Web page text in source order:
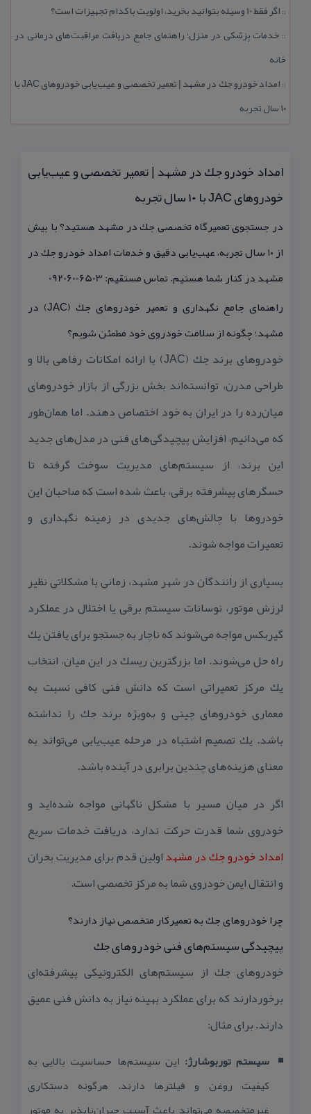
:: اگر فقط 10 وسیله بتوانید بخرید، اولویت با كدام تجهیزات است؟
:: خدمات پزشكی در منزل؛ راهنمای جامع دریافت مراقبت‌های درمانی در
خانه
::
امداد خودرو جك در مشهد | تعمیر تخصصی و عیب‌یابی خودروهای JAC با
۱۰ سال تجربه
امداد خودرو جك در مشهد | تعمیر تخصصی و عیب‌یابی
خودروهای JAC با ۱۰ سال تجربه
در جستجوی تعمیرگاه تخصصی جك در مشهد هستید؟ با بیش
از ۱۰ سال تجربه، عیب‌یابی دقیق و خدمات امداد خودرو جك در
مشهد در كنار شما هستیم. تماس مستقیم: 09206006503
راهنمای جامع نگهداری و تعمیر خودروهای جك (JAC) در
مشهد؛ چگونه از سلامت خودروی خود مطمئن شویم؟
خودروهای برند جك (JAC) با ارائه امكانات رفاهی بالا و
طراحی مدرن، توانسته‌اند بخش بزرگی از بازار خودروهای
میان‌رده را در ایران به خود اختصاص دهند. اما همان‌طور
كه می‌دانیم، افزایش پیچیدگی‌های فنی در مدل‌های جدید
این برند، از سیستم‌های مدیریت سوخت گرفته تا
حسگرهای پیشرفته برقی، باعث شده است كه صاحبان این
خودروها با چالش‌های جدیدی در زمینه نگهداری و
تعمیرات مواجه شوند.
بسیاری از رانندگان در شهر مشهد، زمانی با مشكلاتی نظیر
لرزش موتور، نوسانات سیستم برقی یا اختلال در عملكرد
گیربكس مواجه می‌شوند كه ناچار به جستجو برای یافتن یك
راه حل می‌شوند. اما بزرگترین ریسك در این میان، انتخاب
یك مركز تعمیراتی است كه دانش فنی كافی نسبت به
معماری خودروهای چینی و به‌ویژه برند جك را نداشته
باشد. یك تصمیم اشتباه در مرحله عیب‌یابی می‌تواند به
معنای هزینه‌های چندین برابری در آینده باشد.
اگر در میان مسیر با مشكل ناگهانی مواجه شده‌اید و
خودروی شما قدرت حركت ندارد، دریافت خدمات سریع
امداد خودرو جك در مشهداولین قدم برای مدیریت بحران
و انتقال ایمن خودروی شما به مركز تخصصی است.
چرا خودروهای جك به تعمیركار متخصص نیاز دارند؟
پیچیدگی سیستم‌های فنی خودروهای جك
خودروهای جك از سیستم‌های الكترونیكی پیشرفته‌ای
برخوردارند كه برای عملكرد بهینه نیاز به دانش فنی عمیق
دارند. برای مثال:
سیستم توربوشارژ: این سیستم‌ها حساسیت بالایی به
كیفیت روغن و فیلترها دارند. هرگونه دستكاری
غیرمتخصصه می‌تواند باعث آسیب جبران‌ناپذیر به موتور